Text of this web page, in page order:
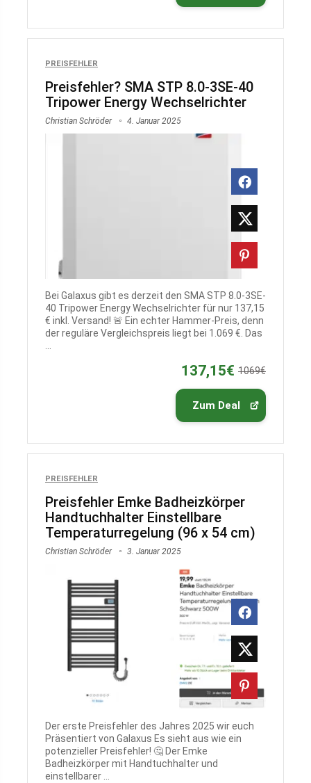
PREISFEHLER
Preisfehler? SMA STP 8.0-3SE-40
Tripower Energy Wechselrichter
Christian Schröder 4. Januar 2025
Bei Galaxus gibt es derzeit den SMA STP 8.0-3SE-
40 Tripower Energy Wechselrichter für nur 137,15
€ inkl. Versand! 🚨 Ein echter Hammer-Preis, denn
der reguläre Vergleichspreis liegt bei 1.069 €. Das
137,15€ 1069€
Zum Deal
PREISFEHLER
Preisfehler Emke Badheizkörper
Handtuchhalter Einstellbare
Temperaturregelung (96 x 54 cm)
Christian Schröder 3. Januar 2025
Der erste Preisfehler des Jahres 2025 wir euch
Präsentiert von Galaxus Es sieht aus wie ein
potenzieller Preisfehler! 🤔 Der Emke
Badheizkörper mit Handtuchhalter und
einstellbarer ...